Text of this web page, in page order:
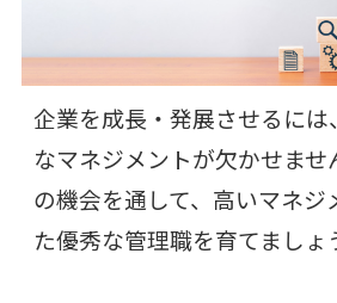
企業を成長・発展させるに
なマネジメントが欠かせま
の機会を通して、高いマネジ
た優秀な管理職を育てましょ